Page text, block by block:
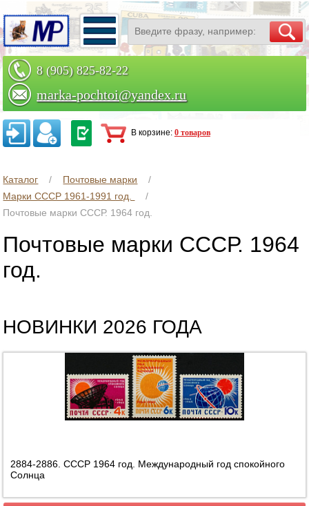
8 (905) 825-82-22
marka-pochtoi@yandex.ru
Заказать по телефону
В корзине: 0 товаров
Каталог
Почтовые марки
Марки СССР 1961-1991 год.
Почтовые марки СССР. 1964 год.
Почтовые марки СССР. 1964
год.
НОВИНКИ 2026 ГОДА
2884-2886. СССР 1964 год. Международный год спокойного
Солнца